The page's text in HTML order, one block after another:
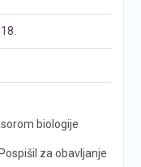
biologije
za obavljanje